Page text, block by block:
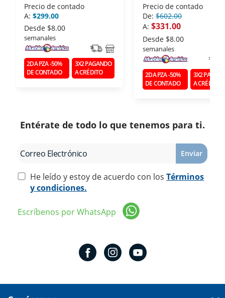
Precio de contado
A: $299.00
Desde $8.00
semanales
2DA PZA -50%
DE CONTADO
3X2 PAGANDO
A CRÉDITO
Precio de contado
De: $602.00
A: $331.00
Desde $8.00
semanales
2DA PZA -50%
DE CONTADO
3X2
A CRÉDITO
Entérate de todo lo que tenemos para ti.
Enviar
He leído y estoy de acuerdo con los Términos
y condiciones.
Escríbenos por WhatsApp